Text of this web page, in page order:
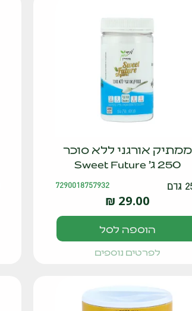
ממתיק אורגני ללא סוכר
250 ג' Sweet Future
7290018757932
29.00
₪
הוספה לסל
לפרטים נוספים